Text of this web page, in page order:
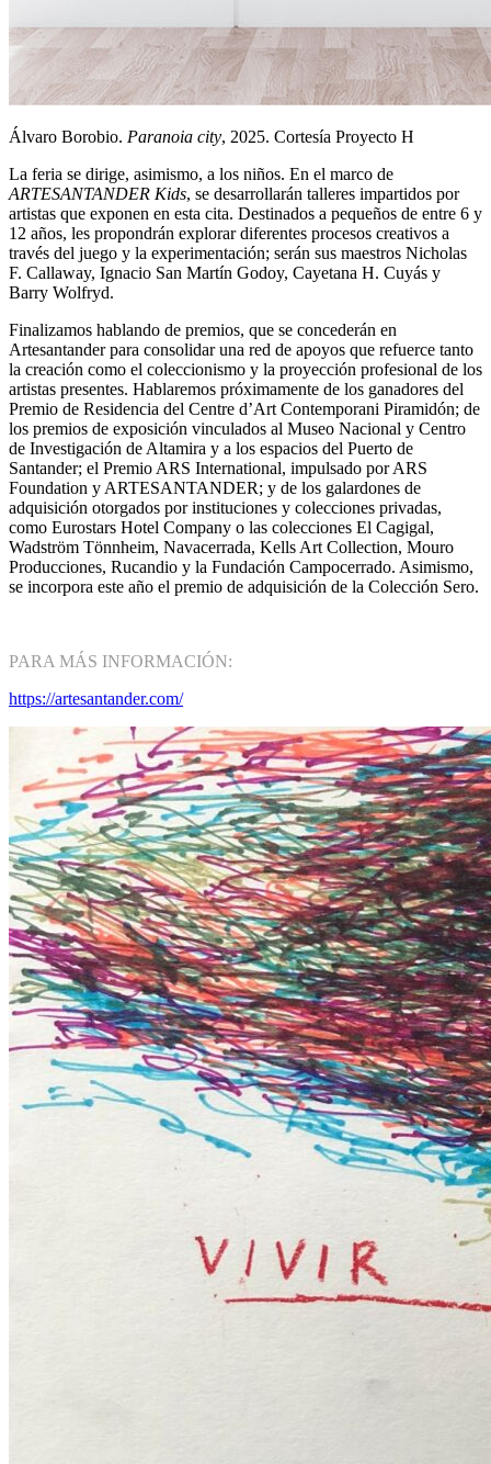
Álvaro Borobio. Paranoia city, 2025. Cortesía Proyecto H
La feria se dirige, asimismo, a los niños. En el marco de
ARTESANTANDER Kids, se desarrollarán talleres impartidos por
artistas que exponen en esta cita. Destinados a pequeños de entre 6 y
12 años, les propondrán explorar diferentes procesos creativos a
través del juego y la experimentación; serán sus maestros Nicholas
F. Callaway, Ignacio San Martín Godoy, Cayetana H. Cuyás y
Barry Wolfryd.
Finalizamos hablando de premios, que se concederán en
Artesantander para consolidar una red de apoyos que refuerce tanto
la creación como el coleccionismo y la proyección profesional de los
artistas presentes. Hablaremos próximamente de los ganadores del
Premio de Residencia del Centre d’Art Contemporani Piramidón; de
los premios de exposición vinculados al Museo Nacional y Centro
de Investigación de Altamira y a los espacios del Puerto de
Santander; el Premio ARS International, impulsado por ARS
Foundation y ARTESANTANDER; y de los galardones de
adquisición otorgados por instituciones y colecciones privadas,
como Eurostars Hotel Company o las colecciones El Cagigal,
Wadström Tönnheim, Navacerrada, Kells Art Collection, Mouro
Producciones, Rucandio y la Fundación Campocerrado. Asimismo,
se incorpora este año el premio de adquisición de la Colección Sero.
PARA MÁS INFORMACIÓN:
https://artesantander.com/